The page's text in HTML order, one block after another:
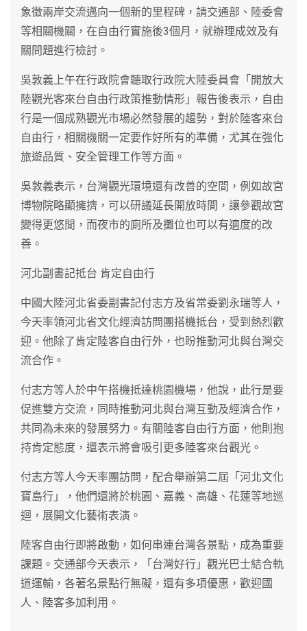
象徵兩岸交流邁向一個新的里程碑，請交通部、陸委會
等相關機關，在自由行實施後3個月，就辦理成效及有
關問題進行檢討。
吳敦義上午在行政院會聽取行政院大陸委員會「開放大
陸觀光客來台自由行政策推動情形」報告後表示，自由
行是一個成熟觀光市場必然發展的趨勢，對於陸客來台
自由行，相關機關一定要作好所有的準備，尤其在強化
旅遊品質、安全管理工作等方面。
吳敦義表示，台灣觀光環境還有改善的空間，例如故宮
博物院略顯擁擠，可以研議延長開放時間，讓參觀故宮
變得更悠閒，而夜市的廁所及攤位也可以有適度的改
善。
河北副書記抵台 肯定自由行
中國大陸河北省委副書記付志方及省常委劉永瑞等人，
今天率領河北省文化經濟訪問團搭機抵台，受到熱烈歡
迎。他除了肯定陸客自由行外，也盼推動河北與台灣交
流合作。
付志方等人於中午搭機抵達桃園機場，他說，此行是要
促進雙方交流，同時推動河北與台灣互動及經濟合作，
共同為未來的發展努力。有關陸客自由行方面，他則抱
持肯定態度，還表示將會吸引更多陸客來台觀光。
付志方等人今天率團訪問，配合舉辦第二屆「河北文化
寶島行」，他們還將於桃園、嘉義、高雄、花蓮等地巡
迴，展開文化藝術表演。
陸客自由行即將啟動，如何串連台灣各景點，成為重要
課題。交通部今天表示，「台灣好行」觀光巴士結合軌
道運輸，各著名景點行無礙，還有多項優惠，歡迎國
人、陸客多加利用。